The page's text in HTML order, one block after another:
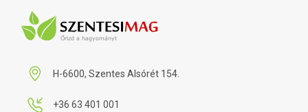
H-6600, Szentes Alsórét 154.
+36 63 401 001